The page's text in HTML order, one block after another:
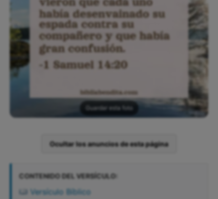
Guardar esta foto
Ocultar los anuncios de esta página
CONTENIDO DEL VERSÍCULO:
Versículo Bíblico